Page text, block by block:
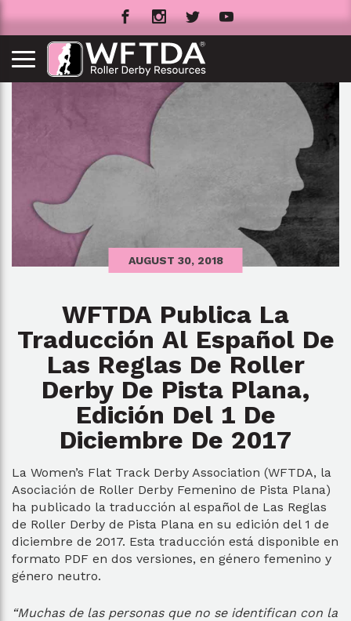
AUGUST 30, 2018
WFTDA Publica La
Traducción Al Español De
Las Reglas De Roller
Derby De Pista Plana,
Edición Del 1 De
Diciembre De 2017
La Women’s Flat Track Derby Association (WFTDA, la
Asociación de Roller Derby Femenino de Pista Plana)
ha publicado la traducción al español de Las Reglas
de Roller Derby de Pista Plana en su edición del 1 de
diciembre de 2017. Esta traducción está disponible en
formato PDF en dos versiones, en género femenino y
género neutro.
“Muchas de las personas que no se identifican con la